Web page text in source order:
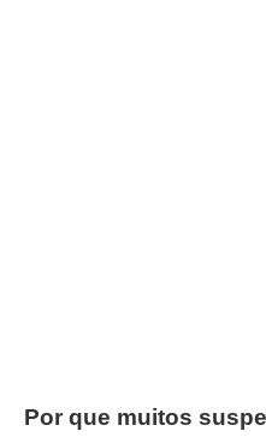
Por que muitos